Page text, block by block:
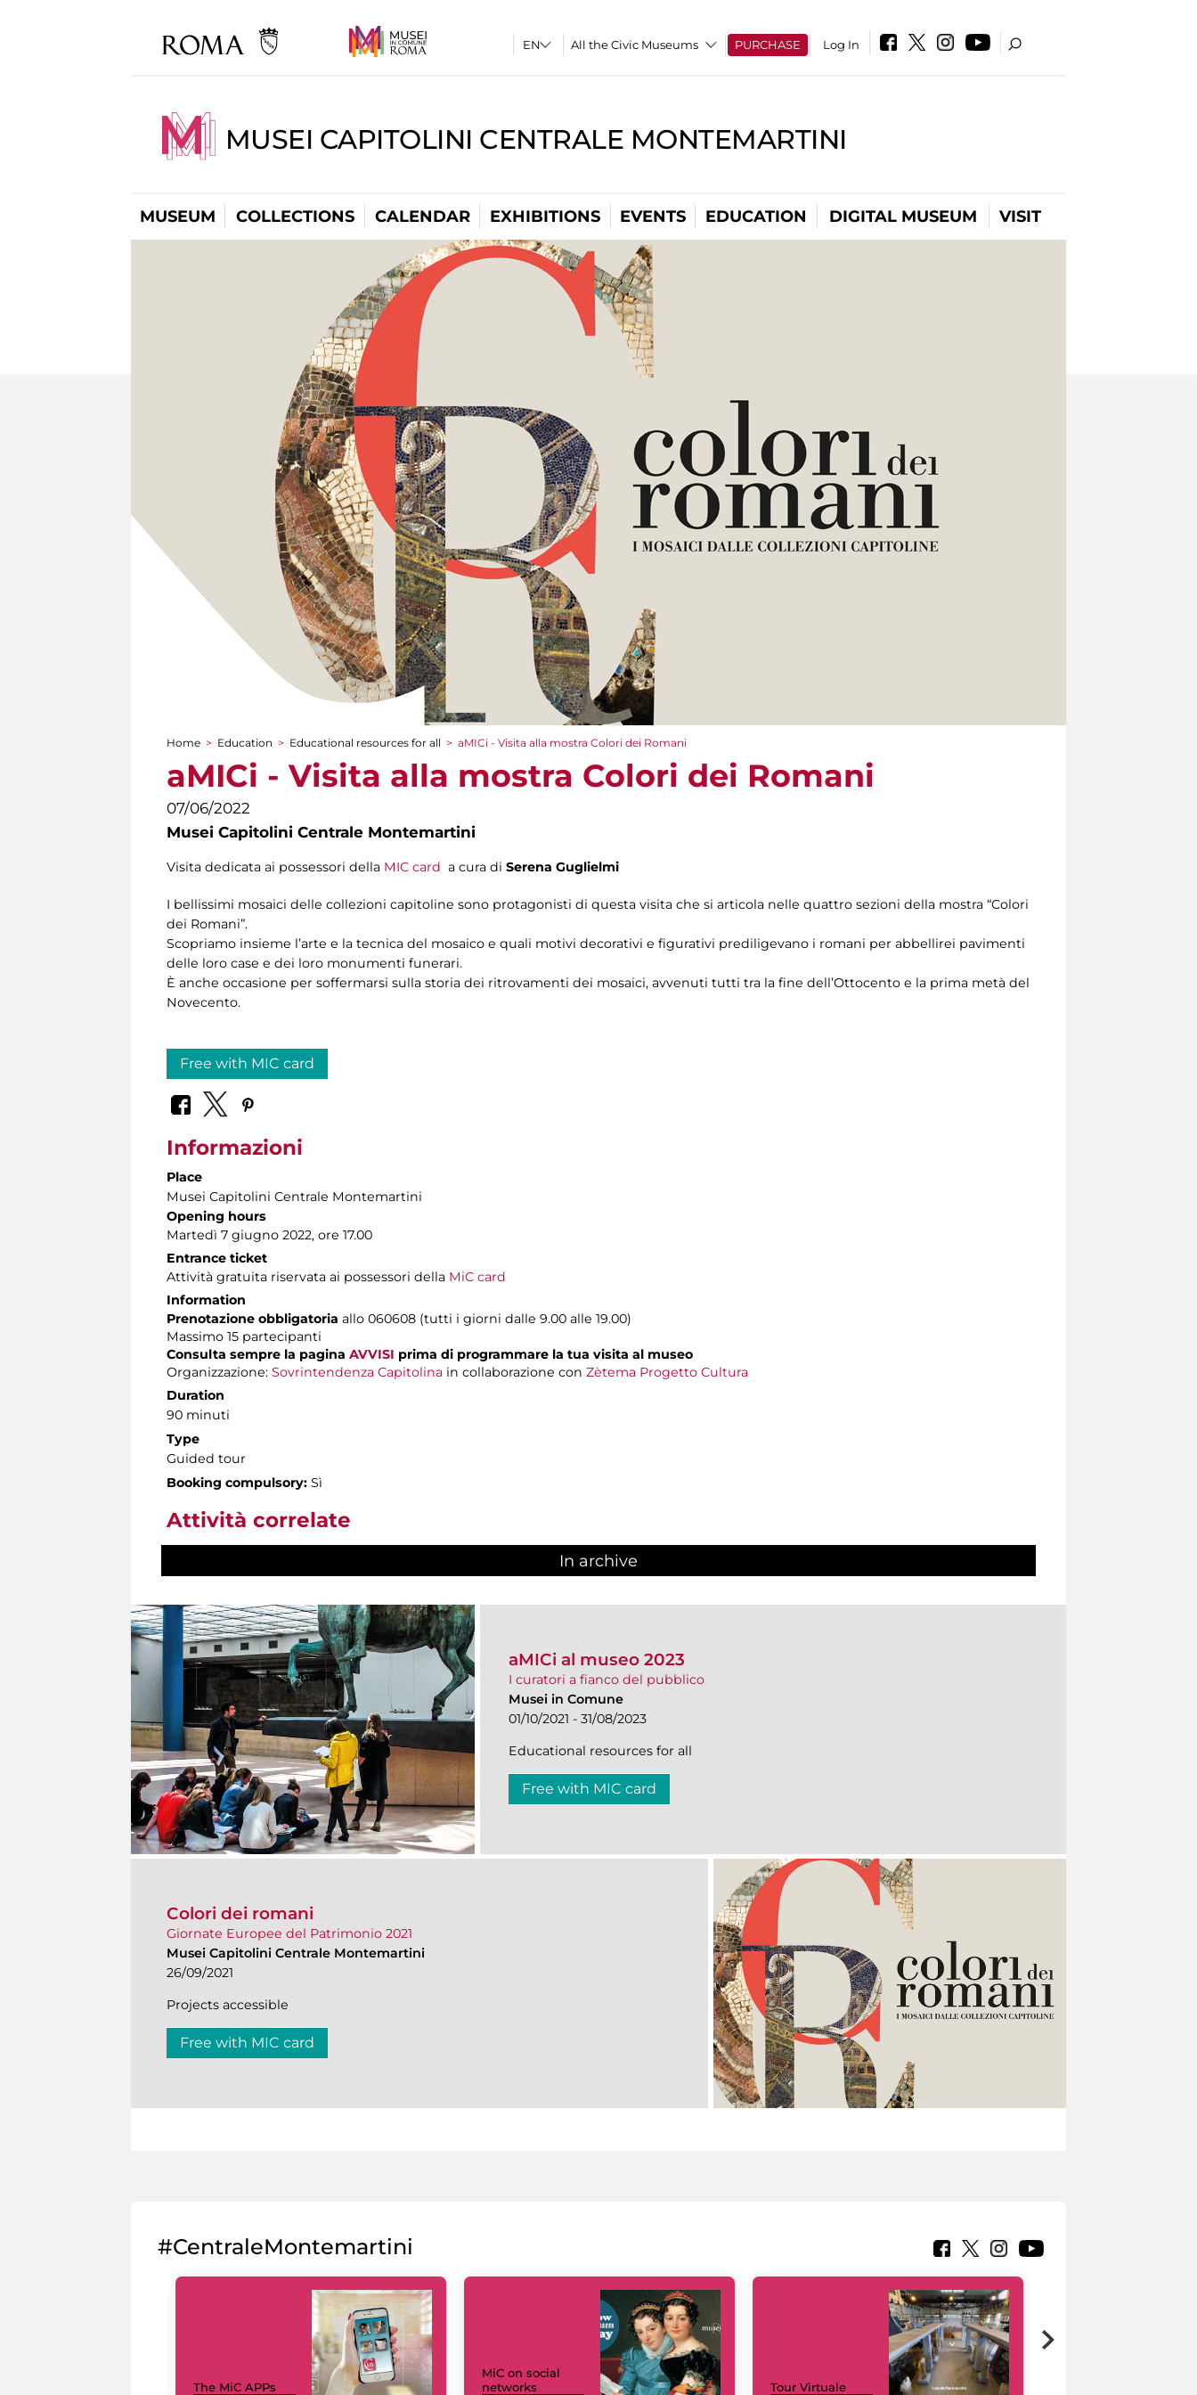
All the Civic Museums PURCHASE Log In
MUSEI CAPITOLINI CENTRALE MONTEMARTINI
MUSEUM COLLECTIONS CALENDAR EXHIBITIONS EVENTS EDUCATION DIGITAL MUSEUM VISIT
You are here
Home > Education > Educational resources for all > aMICi - Visita alla mostra Colori dei Romani
aMICi - Visita alla mostra Colori dei Romani
07/06/2022
Musei Capitolini Centrale Montemartini
Visita dedicata ai possessori della MIC card a cura di Serena Guglielmi
I bellissimi mosaici delle collezioni capitoline sono protagonisti di questa visita che si articola nelle quattro sezioni della mostra “Colori
dei Romani”.
Scopriamo insieme l’arte e la tecnica del mosaico e quali motivi decorativi e figurativi prediligevano i romani per abbellirei pavimenti
delle loro case e dei loro monumenti funerari.
È anche occasione per soffermarsi sulla storia dei ritrovamenti dei mosaici, avvenuti tutti tra la fine dell’Ottocento e la prima metà del
Novecento.
Free with MIC card
Informazioni
Place
Musei Capitolini Centrale Montemartini
Opening hours
Martedì 7 giugno 2022, ore 17.00
Entrance ticket
Attività gratuita riservata ai possessori della MiC card
Information
Prenotazione obbligatoria allo 060608 (tutti i giorni dalle 9.00 alle 19.00)
Massimo 15 partecipanti
Consulta sempre la pagina AVVISI prima di programmare la tua visita al museo
Organizzazione: Sovrintendenza Capitolina in collaborazione con Zètema Progetto Cultura
Duration
90 minuti
Type
Guided tour
Booking compulsory: Sì
Attività correlate
In archive
aMICi al museo 2023
I curatori a fianco del pubblico
Musei in Comune
01/10/2021 - 31/08/2023
Educational resources for all
Free with MIC card
Colori dei romani
Giornate Europee del Patrimonio 2021
Musei Capitolini Centrale Montemartini
26/09/2021
Projects accessible
Free with MIC card
#CentraleMontemartini
The MiC APPs
MiC on social
networks
Tour Virtuale